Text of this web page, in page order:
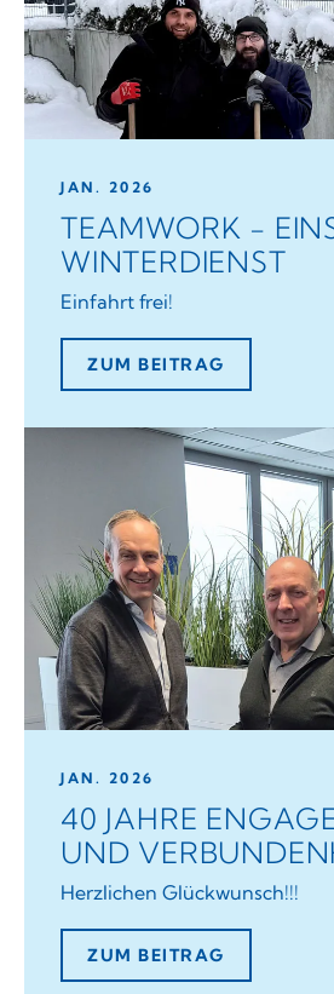
JAN. 2026
TEAMWORK -
WINTERDIENST
Einfahrt frei!
ZUM BEITRAG
JAN. 2026
40 JAHRE
UND
Herzlichen Glückwunsch!!!
ZUM BEITRAG